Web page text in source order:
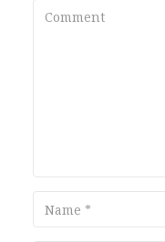
Comment
Name